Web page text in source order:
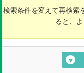
検索条件を変えて再検索
ると、
▼